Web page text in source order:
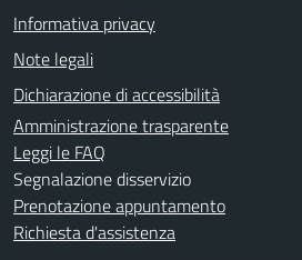
Informativa privacy
Note legali
Dichiarazione di accessibilità
Amministrazione trasparente
Leggi le FAQ
Segnalazione disservizio
Prenotazione appuntamento
Richiesta d'assistenza